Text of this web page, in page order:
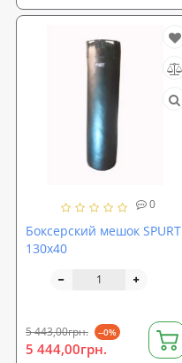
0
Боксерский мешок SPURT
130х40
5 443,00грн. --0%
5 444,00грн.